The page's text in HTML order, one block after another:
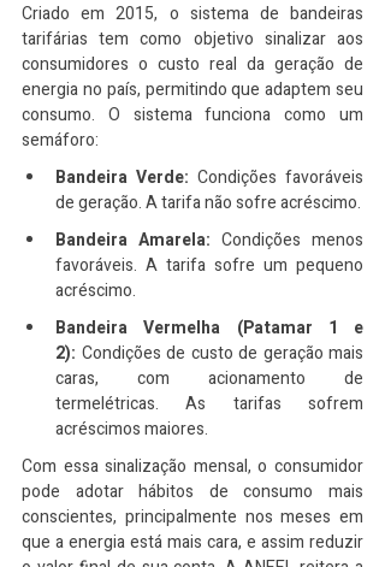
Criado em 2015, o sistema de bandeiras
tarifárias tem como objetivo sinalizar aos
consumidores o custo real da geração de
energia no país, permitindo que adaptem seu
consumo. O sistema funciona como um
semáforo:
Bandeira Verde: Condições favoráveis
de geração. A tarifa não sofre acréscimo.
Bandeira Amarela: Condições menos
favoráveis. A tarifa sofre um pequeno
acréscimo.
Bandeira Vermelha (Patamar 1 e
2): Condições de custo de geração mais
caras, com acionamento de
termelétricas. As tarifas sofrem
acréscimos maiores.
Com essa sinalização mensal, o consumidor
pode adotar hábitos de consumo mais
conscientes, principalmente nos meses em
que a energia está mais cara, e assim reduzir